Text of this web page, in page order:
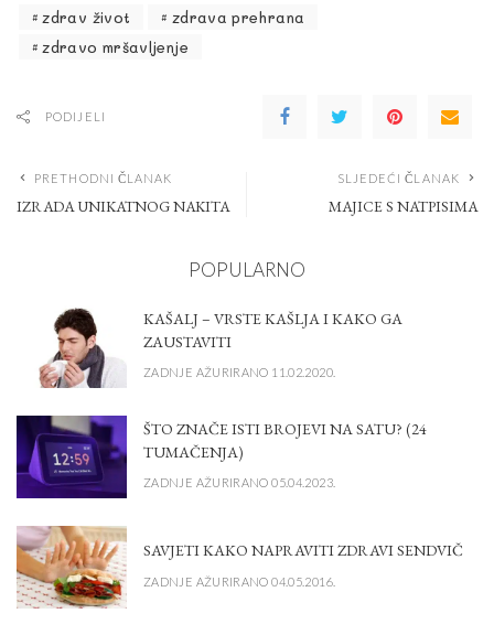
zdrav život
zdrava prehrana
zdravo mršavljenje
PODIJELI
PRETHODNI ČLANAK
IZRADA UNIKATNOG NAKITA
SLJEDEĆI ČLANAK
MAJICE S NATPISIMA
POPULARNO
KAŠALJ – VRSTE KAŠLJA I KAKO GA
ZAUSTAVITI
ZADNJE AŽURIRANO 11.02.2020.
ŠTO ZNAČE ISTI BROJEVI NA SATU? (24
TUMAČENJA)
ZADNJE AŽURIRANO 05.04.2023.
SAVJETI KAKO NAPRAVITI ZDRAVI SENDVIČ
ZADNJE AŽURIRANO 04.05.2016.